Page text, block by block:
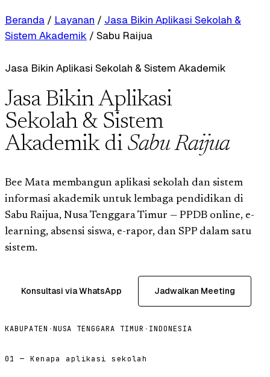
Beranda / Layanan / Jasa Bikin Aplikasi Sekolah &
Sistem Akademik / Sabu Raijua
Jasa Bikin Aplikasi Sekolah & Sistem Akademik
Jasa Bikin Aplikasi
Sekolah & Sistem
Akademik di Sabu Raijua
Bee Mata membangun aplikasi sekolah dan sistem
informasi akademik untuk lembaga pendidikan di
Sabu Raijua, Nusa Tenggara Timur — PPDB online, e-
learning, absensi siswa, e-rapor, dan SPP dalam satu
sistem.
Konsultasi via WhatsApp Jadwalkan Meeting
KABUPATEN ·NUSA TENGGARA TIMUR · INDONESIA
01 — Kenapa aplikasi sekolah